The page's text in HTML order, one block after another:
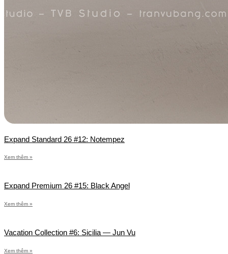
Expand Standard 26 #12: Notempez
Xem thêm »
Expand Premium 26 #15: Black Angel
Xem thêm »
Vacation Collection #6: Sicilia — Jun Vu
Xem thêm »